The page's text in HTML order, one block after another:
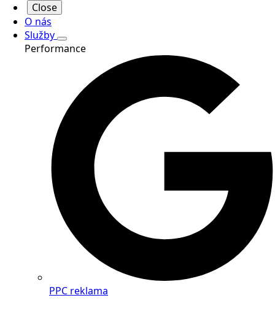
Close
O nás
Služby
Performance
PPC reklama